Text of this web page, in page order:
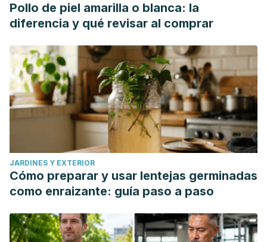
Pollo de piel amarilla o blanca: la
diferencia y qué revisar al comprar
JARDINES Y EXTERIOR
Cómo preparar y usar lentejas germinadas
como enraizante: guía paso a paso